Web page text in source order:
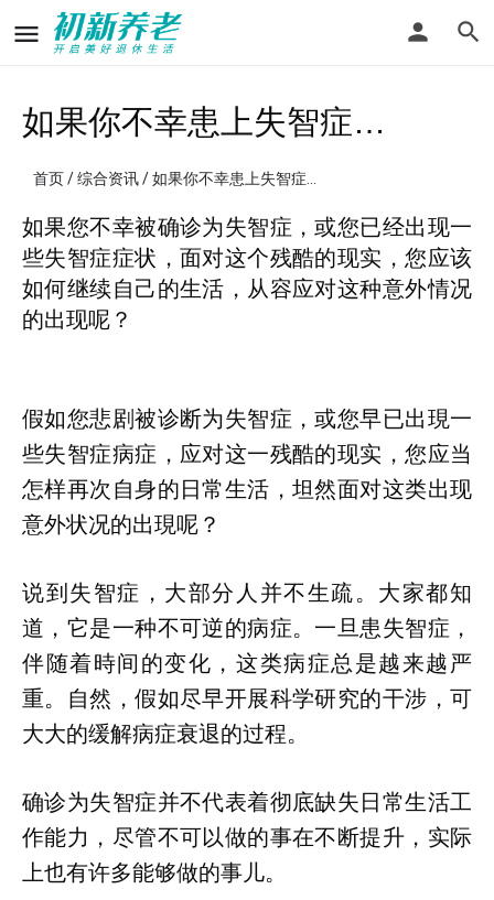
如果你不幸患上失智症…
首页/综合资讯/ 如果你不幸患上失智症…
如果您不幸被确诊为失智症，或您已经出现一
些失智症症状，面对这个残酷的现实，您应该
如何继续自己的生活，从容应对这种意外情况
的出现呢？
假如您悲剧被诊断为失智症，或您早已出現一
些失智症病症，应对这一残酷的现实，您应当
怎样再次自身的日常生活，坦然面对这类出现
意外状况的出現呢？
说到失智症，大部分人并不生疏。大家都知
道，它是一种不可逆的病症。一旦患失智症，
伴随着時间的变化，这类病症总是越来越严
重。自然，假如尽早开展科学研究的干涉，可
大大的缓解病症衰退的过程。
确诊为失智症并不代表着彻底缺失日常生活工
作能力，尽管不可以做的事在不断提升，实际
上也有许多能够做的事儿。